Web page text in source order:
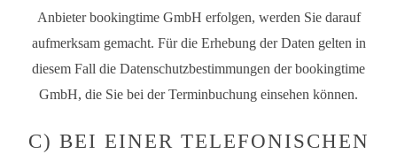
Anbieter bookingtime GmbH erfolgen, werden Sie darauf
aufmerksam gemacht. Für die Erhebung der Daten gelten in
diesem Fall die Datenschutzbestimmungen der bookingtime
GmbH, die Sie bei der Terminbuchung einsehen können.
C) BEI EINER TELEFONISCHEN